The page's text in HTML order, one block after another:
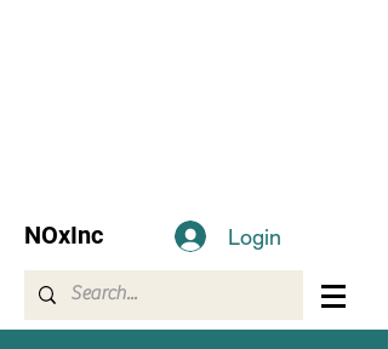
NOxInc Login